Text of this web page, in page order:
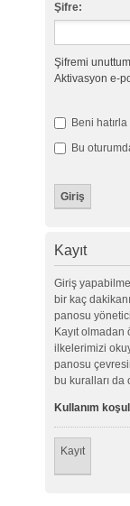
Şifre:
Şifremi unuttum
Aktivasyon e-
Beni hatırla
Bu
Kayıt
Giriş
bir kaç
panosu
Kayıt olmadan
ilkelerimizi
panosu
bu kuralları
Kullanım
Kayıt